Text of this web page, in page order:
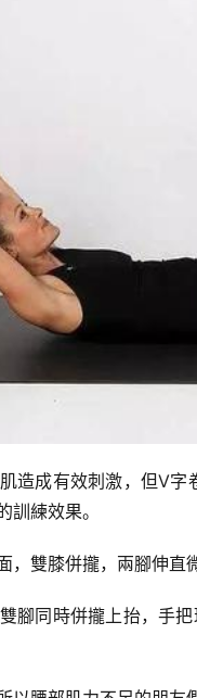
造成有效刺激，但V
練效果。
雙膝併攏，兩腳伸直
腳同時併攏上抬，手